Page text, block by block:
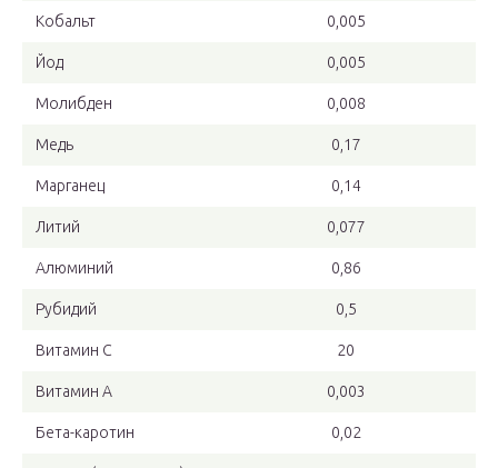
Кобальт 0,005
Йод 0,005
Молибден 0,008
Медь 0,17
Марганец 0,14
Литий 0,077
Алюминий 0,86
Рубидий 0,5
Витамин C 20
Витамин A 0,003
Бета-каротин 0,02